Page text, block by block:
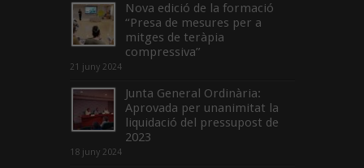
Nova edició de la formació
“Presa de mesures per a
mitges de teràpia
compressiva”
21 juny 2024
Junta General Ordinària:
Aprovada per unanimitat la
liquidació del pressupost de
2023
18 juny 2024